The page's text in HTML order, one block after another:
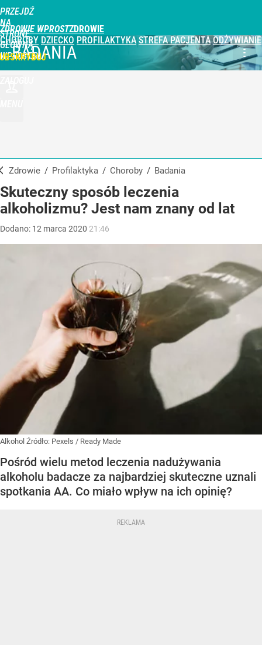
PRZEJDŹ
NA
STRONĘ
GŁÓWNĄ
WPROST.PL
ZDROWIE WPROST
CHOROBY DZIECKO PROFILAKTYKA STREFA PACJENTA ODŻYWIANIE
BADANIA
Zdrowie / Profilaktyka / Choroby / Badania
Skuteczny sposób leczenia
alkoholizmu? Jest nam znany od lat
Dodano: 12 marca 2020 21:46
Alkohol Źródło: Pexels / Ready Made
Pośród wielu metod leczenia nadużywania
alkoholu badacze za najbardziej skuteczne uznali
spotkania AA. Co miało wpływ na ich opinię?